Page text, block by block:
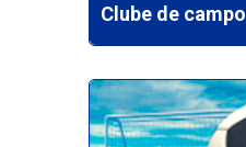
Clube de campo